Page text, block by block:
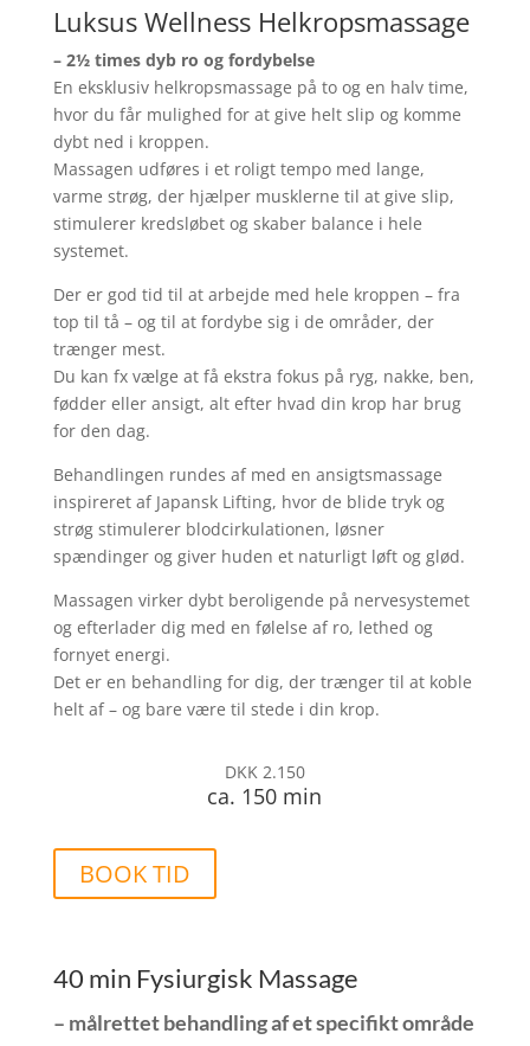
Luksus Wellness Helkropsmassage
– 2½ times dyb ro og fordybelse
En eksklusiv helkropsmassage på to og en halv time,
hvor du får mulighed for at give helt slip og komme
dybt ned i kroppen.
Massagen udføres i et roligt tempo med lange,
varme strøg, der hjælper musklerne til at give slip,
stimulerer kredsløbet og skaber balance i hele
systemet.
Der er god tid til at arbejde med hele kroppen – fra
top til tå – og til at fordybe sig i de områder, der
trænger mest.
Du kan fx vælge at få ekstra fokus på ryg, nakke, ben,
fødder eller ansigt, alt efter hvad din krop har brug
for den dag.
Behandlingen rundes af med en ansigtsmassage
inspireret af Japansk Lifting, hvor de blide tryk og
strøg stimulerer blodcirkulationen, løsner
spændinger og giver huden et naturligt løft og glød.
Massagen virker dybt beroligende på nervesystemet
og efterlader dig med en følelse af ro, lethed og
fornyet energi.
Det er en behandling for dig, der trænger til at koble
helt af – og bare være til stede i din krop.
DKK 2.150
ca. 150 min
BOOK TID
40 min Fysiurgisk Massage
– målrettet behandling af et specifikt område